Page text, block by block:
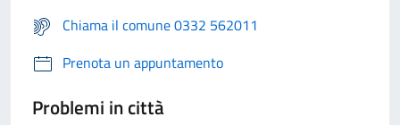
Chiama il comune 0332 562011
Prenota un appuntamento
Problemi in città